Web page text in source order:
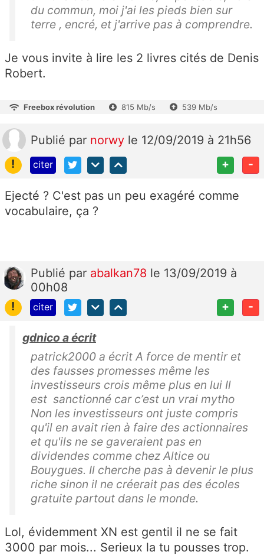
du commun, moi j'ai les pieds bien sur
terre , encré, et j'arrive pas à comprendre.
Je vous invite à lire les 2 livres cités de Denis
Robert.
Freebox révolution 815 Mb/s 539 Mb/s
Publié par norwy le 12/09/2019 à 21h56
!
citer + -
Ejecté ? C'est pas un peu exagéré comme
vocabulaire, ça ?
Publié par abalkan78 le 13/09/2019 à
00h08
!
citer + -
gdnico a écrit
patrick2000 a écrit A force de mentir et
des fausses promesses même les
investisseurs crois même plus en lui Il
est sanctionné car c’est un vrai mytho
Non les investisseurs ont juste compris
qu'il en avait rien à faire des actionnaires
et qu'ils ne se gaveraient pas en
dividendes comme chez Altice ou
Bouygues. Il cherche pas à devenir le plus
riche sinon il ne créerait pas des écoles
gratuite partout dans le monde.
Lol, évidemment XN est gentil il ne se fait
3000 par mois... Serieux la tu pousses trop.